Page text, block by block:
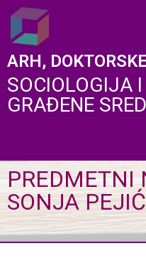
ARH,
SOCIOLOGIJA
GRAĐENE
PREDMETNI
SONJA PEJIĆ